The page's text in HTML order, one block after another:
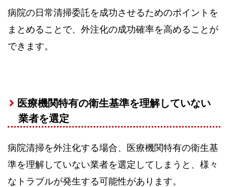
病院の日常清掃委託を成功させるためのポイントを
まとめることで、外注化の成功確率を高めることが
できます。
医療機関特有の衛生基準を理解していない
業者を選定
病院清掃を外注化する場合、医療機関特有の衛生基
準を理解していない業者を選定してしまうと、様々
なトラブルが発生する可能性があります。